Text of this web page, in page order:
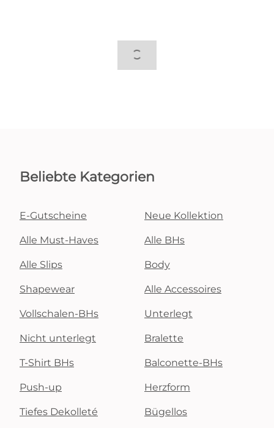
Beliebte Kategorien
E-Gutscheine Neue Kollektion
Alle Must-Haves Alle BHs
Alle Slips Body
Shapewear Alle Accessoires
Vollschalen-BHs Unterlegt
Nicht unterlegt Bralette
T-Shirt BHs Balconette-BHs
Push-up Herzform
Tiefes Dekolleté Bügellos